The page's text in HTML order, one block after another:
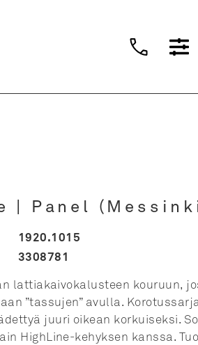
| Panel
1920.1015
3308781
lattiakaivokalusteen kouruun,
”tassujen” avulla.
juuri oikean korkuiseksi.
HighLine-kehyksen kanssa.